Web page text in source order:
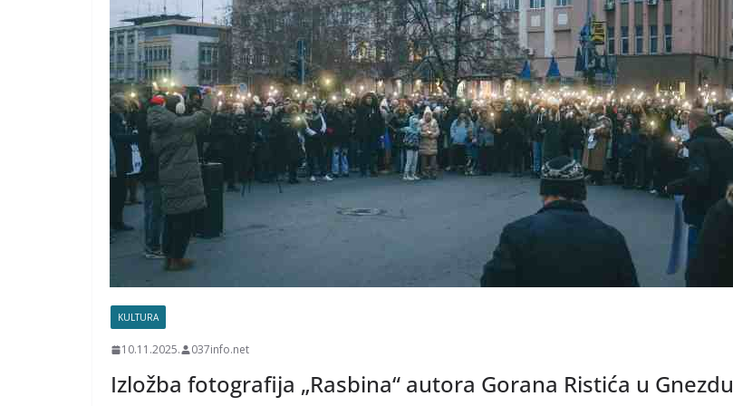
KULTURA
10.11.2025. 037info.net
Izložba fotografija „Rasbina“ autora Gorana Ristića u Gnezdu